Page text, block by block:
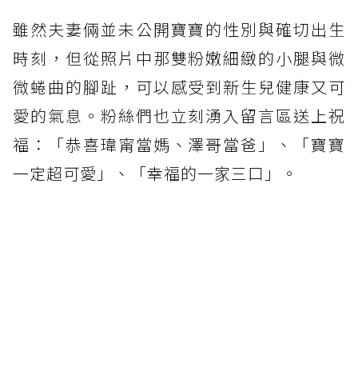
雖然夫妻倆並未公開寶寶的性別與確切出生
時刻，但從照片中那雙粉嫩細緻的小腿與微
微蜷曲的腳趾，可以感受到新生兒健康又可
愛的氣息。粉絲們也立刻湧入留言區送上祝
福：「恭喜瑋甯當媽、澤哥當爸」、「寶寶
一定超可愛」、「幸福的一家三口」。